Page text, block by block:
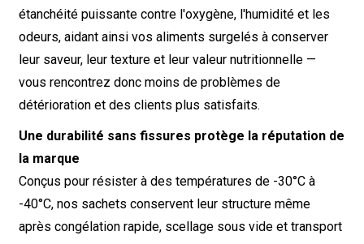
étanchéité puissante contre l'oxygène, l'humidité et les
odeurs, aidant ainsi vos aliments surgelés à conserver
leur saveur, leur texture et leur valeur nutritionnelle —
vous rencontrez donc moins de problèmes de
détérioration et des clients plus satisfaits.
Une durabilité sans fissures protège la réputation de
la marque
Conçus pour résister à des températures de -30°C à
-40°C, nos sachets conservent leur structure même
après congélation rapide, scellage sous vide et transport